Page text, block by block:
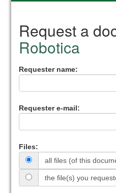
Request a
Robotica
Requester name:
Requester e-mail:
Files:
all files (of this
the file(s) you